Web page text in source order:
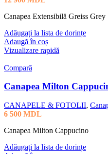
Canapea Extensibilă Greiss Grey
Adăugați la lista de dorințe
Adaugă în coș
Vizualizare rapidă
Compară
Canapea Milton
CANAPELE & FOTOLII,
6 500 MDL
Canapea Milton Cappucino
Adăugați la lista de dorințe